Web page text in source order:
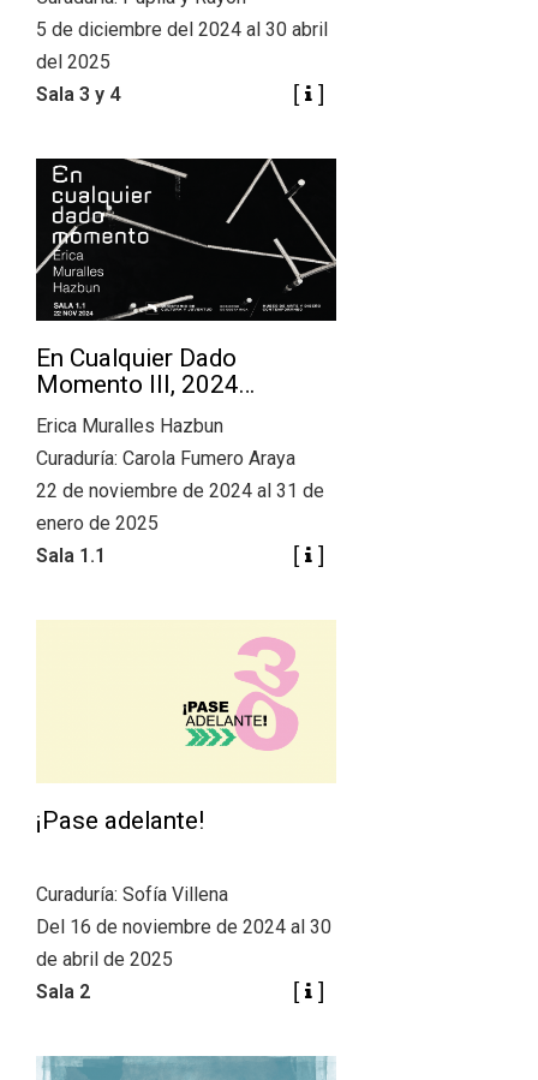
5 de diciembre del 2024 al 30 abril
del 2025
Sala 3 y 4
En Cualquier Dado
Momento III, 2024…
Erica Muralles Hazbun
Curaduría: Carola Fumero Araya
22 de noviembre de 2024 al 31 de
enero de 2025
Sala 1.1
¡Pase adelante!
Curaduría: Sofía Villena
Del 16 de noviembre de 2024 al 30
de abril de 2025
Sala 2